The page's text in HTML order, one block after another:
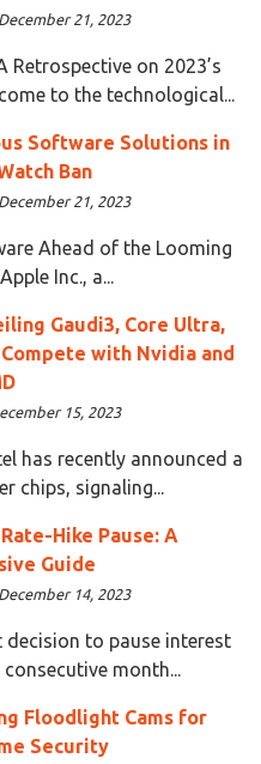
21, 2023
Retrospective on 2023’s
to the technological...
Software Solutions in
Ban
21, 2023
Ahead of the Looming
Inc., a...
Gaudi3, Core Ultra,
with Nvidia and
15, 2023
has recently announced a
chips, signaling...
Hike Pause: A
Guide
14, 2023
decision to pause interest
month...
Floodlight Cams for
Security